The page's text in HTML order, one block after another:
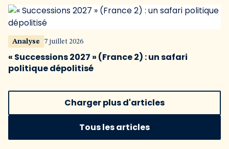
Analyse 7 juillet 2026
« Successions 2027 » (France 2) : un safari
politique dépolitisé
Charger plus d'articles
Tous les articles